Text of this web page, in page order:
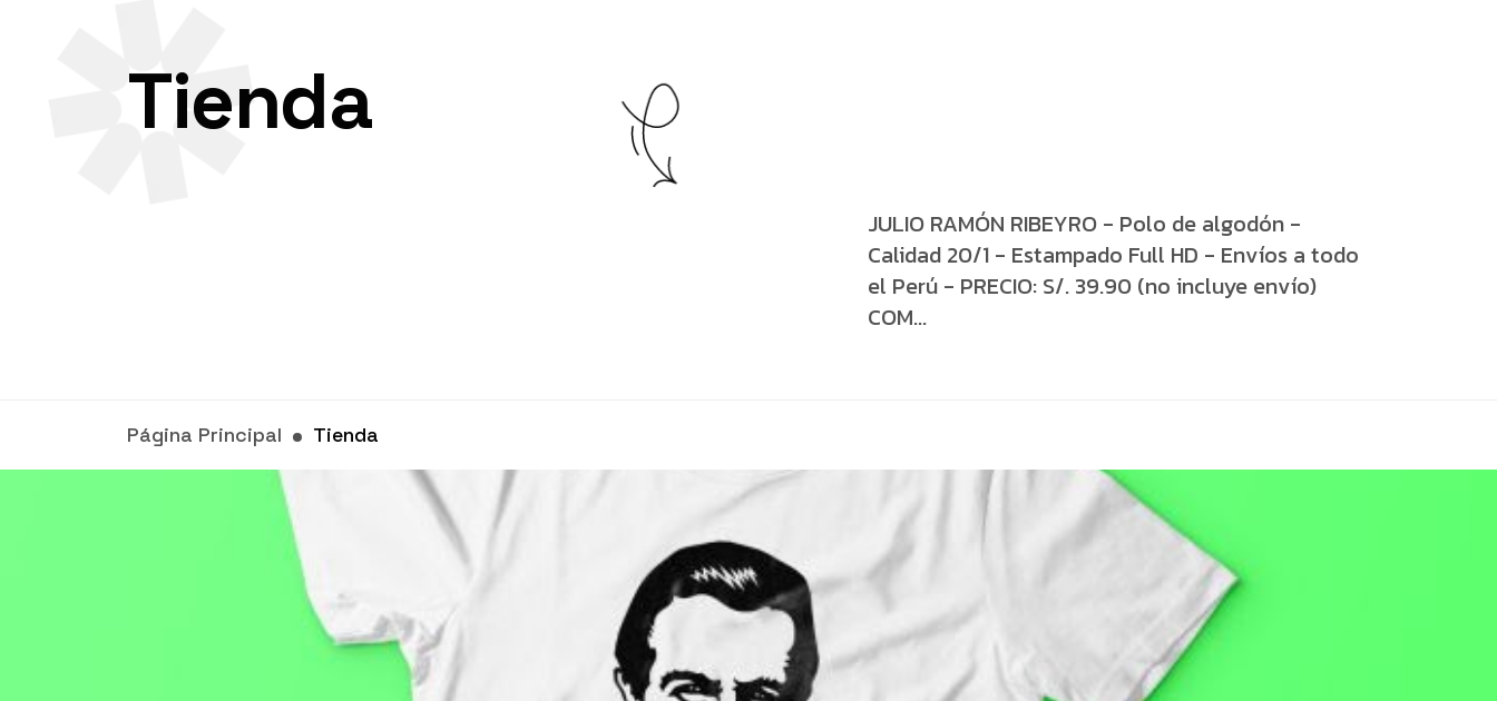
Tienda
JULIO RAMÓN RIBEYRO - Polo de algodón -
Calidad 20/1 - Estampado Full HD - Envíos a todo
el Perú - PRECIO: S/. 39.90 (no incluye envío)
COM...
Página Principal Tienda